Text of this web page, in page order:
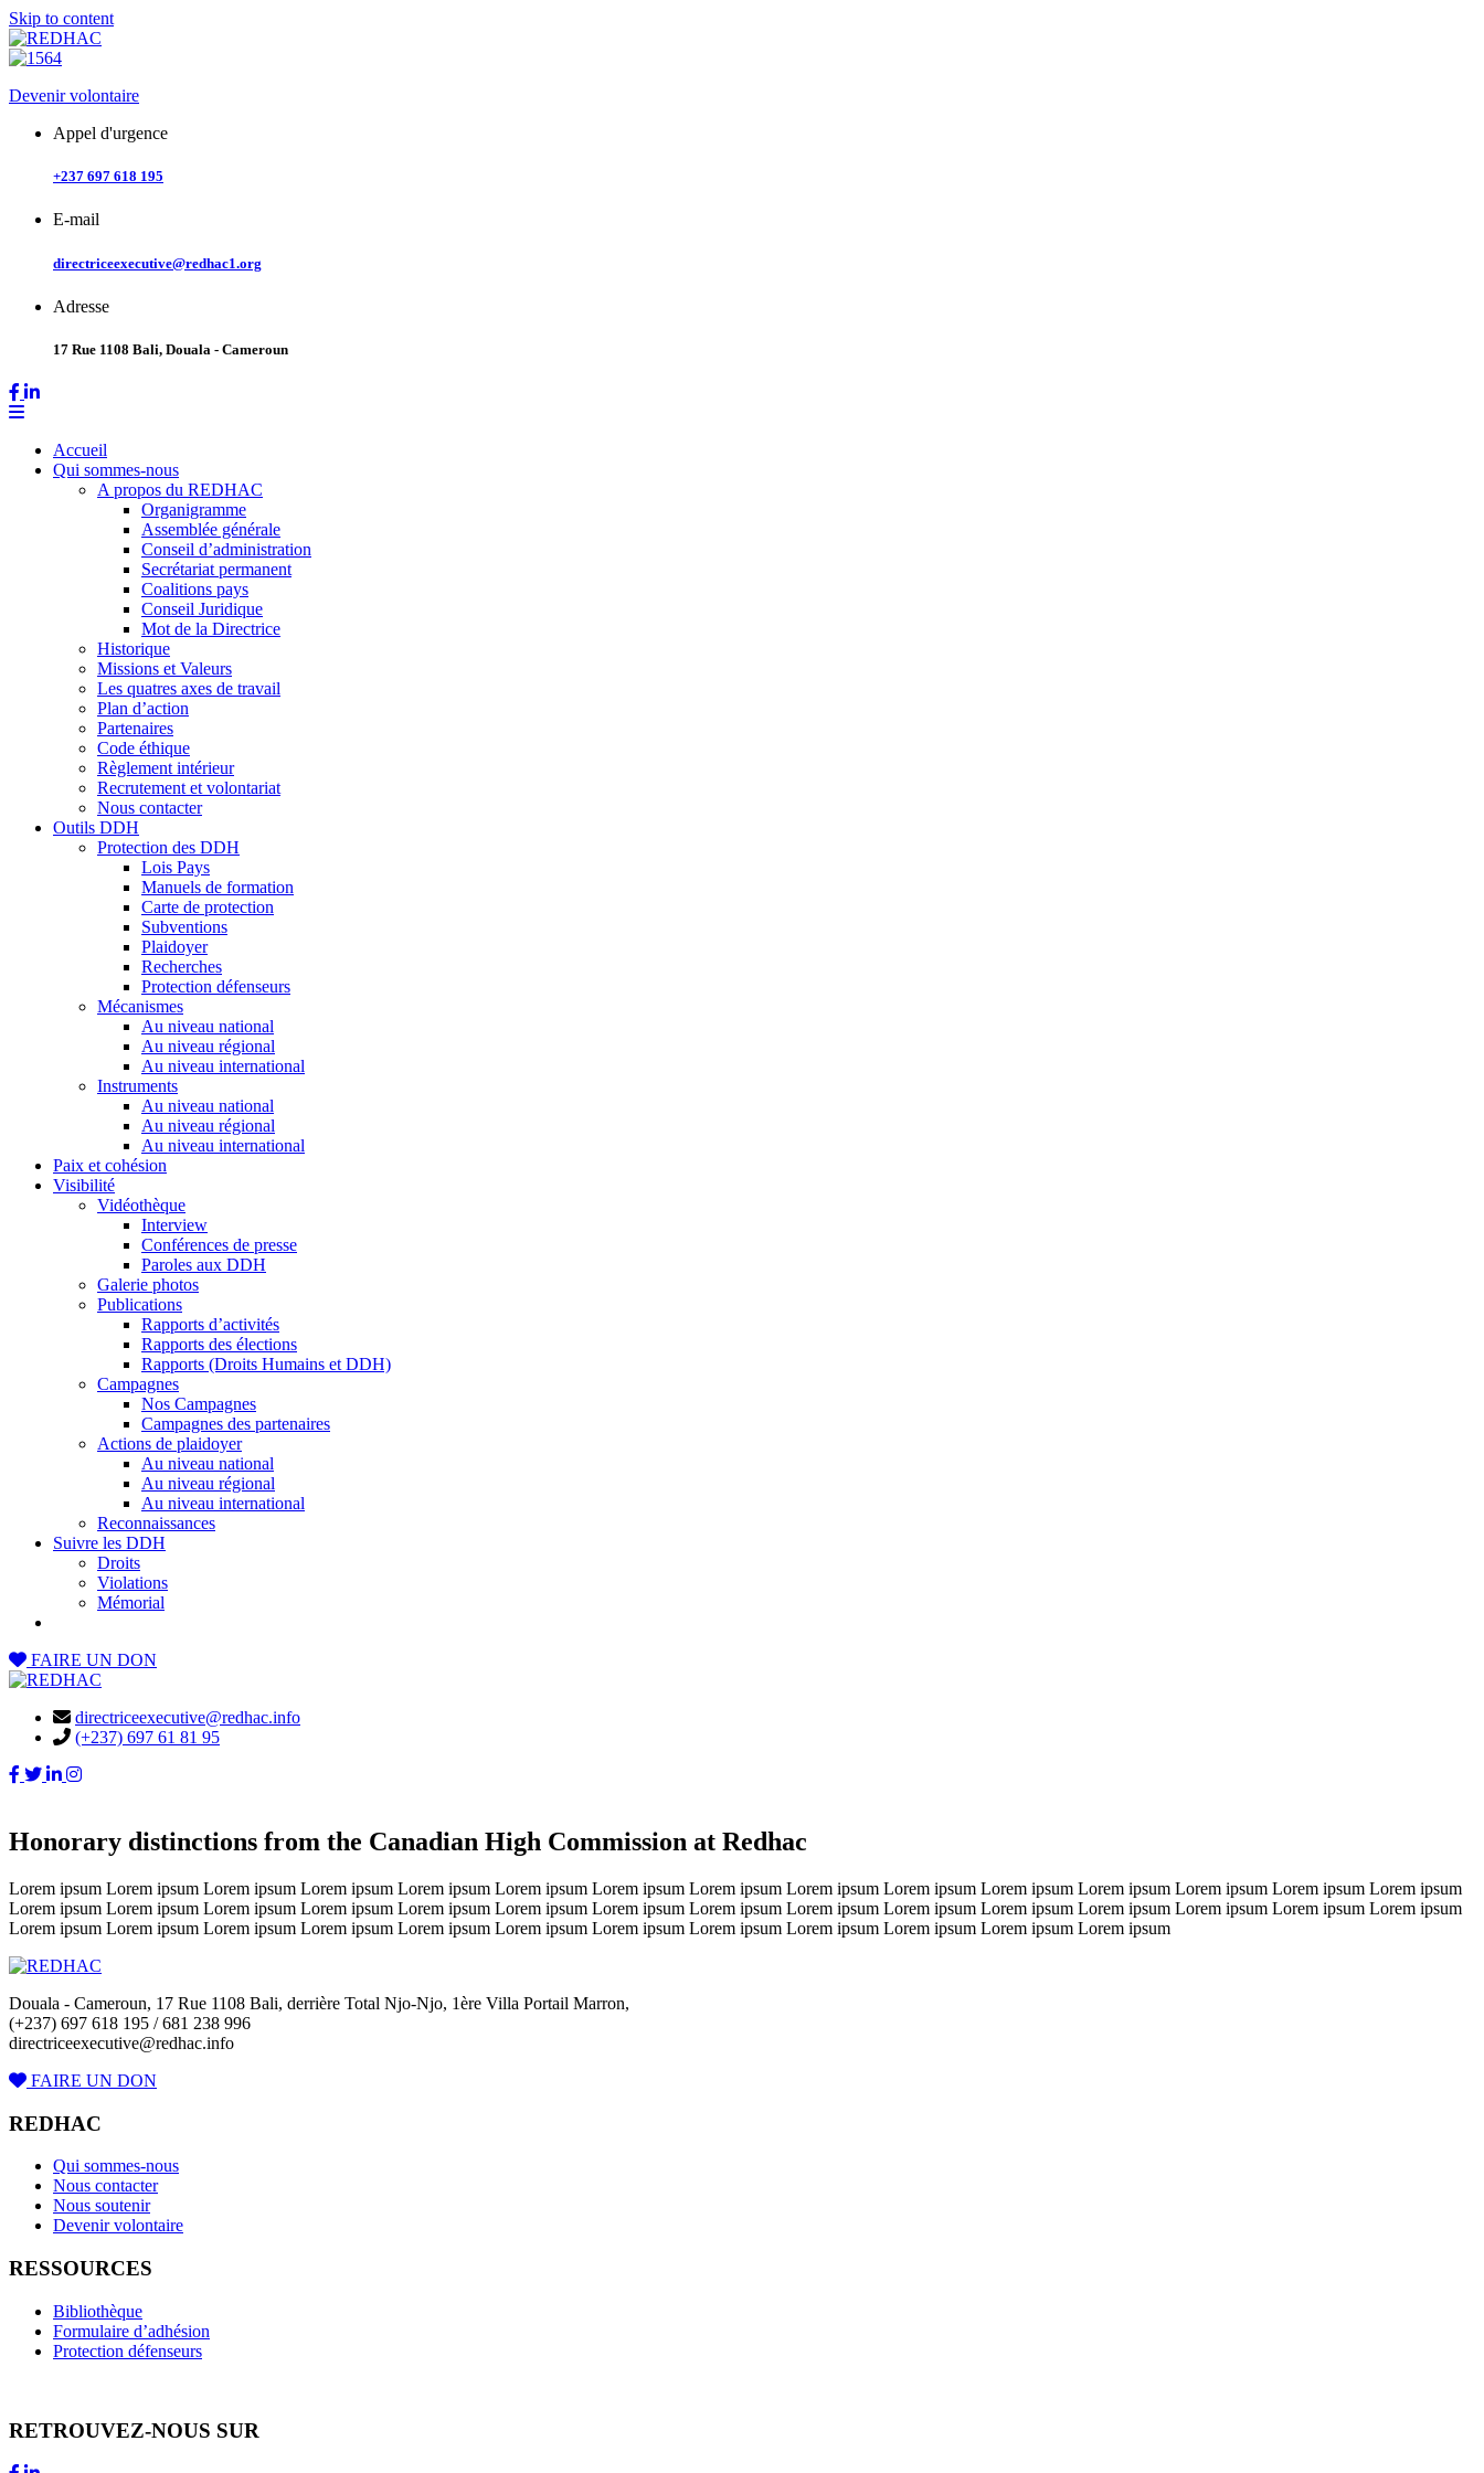
Skip to content
Devenir volontaire
Appel d'urgence
+237 697 618 195
E-mail
directriceexecutive@redhac1.org
Adresse
17 Rue 1108 Bali, Douala - Cameroun
Accueil
Qui sommes-nous
A propos du REDHAC
Organigramme
Assemblée générale
Conseil d’administration
Secrétariat permanent
Coalitions pays
Conseil Juridique
Mot de la Directrice
Historique
Missions et Valeurs
Les quatres axes de travail
Plan d’action
Partenaires
Code éthique
Règlement intérieur
Recrutement et volontariat
Nous contacter
Outils DDH
Protection des DDH
Lois Pays
Manuels de formation
Carte de protection
Subventions
Plaidoyer
Recherches
Protection défenseurs
Mécanismes
Au niveau national
Au niveau régional
Au niveau international
Instruments
Au niveau national
Au niveau régional
Au niveau international
Paix et cohésion
Visibilité
Vidéothèque
Interview
Conférences de presse
Paroles aux DDH
Galerie photos
Publications
Rapports d’activités
Rapports des élections
Rapports (Droits Humains et DDH)
Campagnes
Nos Campagnes
Campagnes des partenaires
Actions de plaidoyer
Au niveau national
Au niveau régional
Au niveau international
Reconnaissances
Suivre les DDH
Droits
Violations
Mémorial
FAIRE UN DON
directriceexecutive@redhac.info
(+237) 697 61 81 95
Honorary distinctions from the Canadian High Commission at Redhac
Lorem ipsum Lorem ipsum Lorem ipsum Lorem ipsum Lorem ipsum Lorem ipsum Lorem ipsum Lorem ipsum Lorem ipsum Lorem ipsum Lorem ipsum Lorem ipsum Lorem ipsum Lorem ipsum Lorem ipsum
Lorem ipsum Lorem ipsum Lorem ipsum Lorem ipsum Lorem ipsum Lorem ipsum Lorem ipsum Lorem ipsum Lorem ipsum Lorem ipsum Lorem ipsum Lorem ipsum Lorem ipsum Lorem ipsum Lorem ipsum
Lorem ipsum Lorem ipsum Lorem ipsum Lorem ipsum Lorem ipsum Lorem ipsum Lorem ipsum Lorem ipsum Lorem ipsum Lorem ipsum Lorem ipsum Lorem ipsum
Douala - Cameroun, 17 Rue 1108 Bali, derrière Total Njo-Njo, 1ère Villa Portail Marron,
(+237) 697 618 195 / 681 238 996
directriceexecutive@redhac.info
FAIRE UN DON
REDHAC
Qui sommes-nous
Nous contacter
Nous soutenir
Devenir volontaire
RESSOURCES
Bibliothèque
Formulaire d’adhésion
Protection défenseurs
RETROUVEZ-NOUS SUR